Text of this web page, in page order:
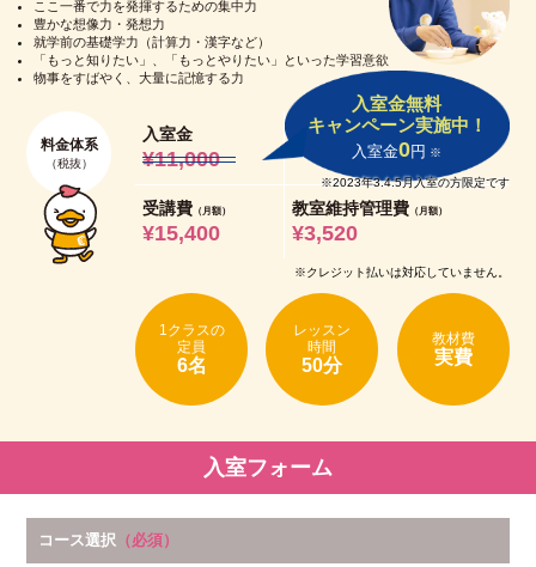
ここ一番で力を発揮するための集中力
豊かな想像力・発想力
就学前の基礎学力（計算力・漢字など）
「もっと知りたい」、「もっとやりたい」といった学習意欲
物事をすばやく、大量に記憶する力
料金体系
（税抜）
入室金
¥11,000
入室金無料
キャンペーン実施中！
入室金0円 ※
※2023年3.4.5月入室の方限定です
受講費 （月額）
¥15,400
教室維持管理費 （月額）
¥3,520
※クレジット払いは対応していません。
1クラスの
定員
6名
レッスン
時間
50分
教材費
実費
入室フォーム
コース選択 （必須）